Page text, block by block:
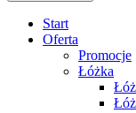
Start
Oferta
Promocje
Łóżka